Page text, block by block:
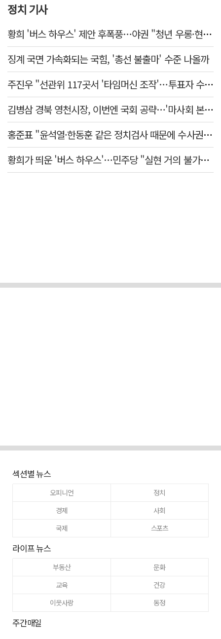
정치 기사
황희 '버스 하우스' 제안 후폭풍…야권 "청년 우롱·현실 괴리" 총공세
징계 국면 가속화되는 국힘, '총선 불출마' 수준 나올까
주진우 "선관위 117곳서 '타임머신 조작'…투표자 수 미리 입력"
김병삼 경북 영천시장, 이번엔 국회 공략…'마사회 본사 이전·광역교통망 확충' 요청
홍준표 "윤석열·한동훈 같은 정치검사 때문에 수사권마저 탈취 당해"
황희가 띄운 '버스 하우스'…민주당 "실현 거의 불가능, 해프닝으로 봐달라"
섹션별 뉴스
오피니언
정치
경제
사회
국제
스포츠
라이프 뉴스
부동산
문화
교육
건강
이웃사랑
동정
주간매일